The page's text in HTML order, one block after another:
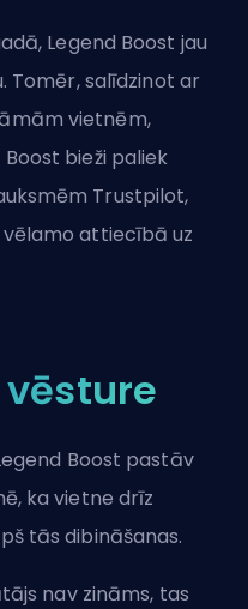
Legend Boost jau
Tomēr, salīdzinot ar
vietnēm,
bieži paliek
Trustpilot,
attiecībā uz
Boost pastāv
ka vietne drīz
tās dibināšanas.
nav zināms, tas